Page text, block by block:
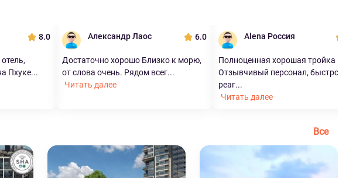
8.0
Пхуке...
Александр Лаос 6.0
Достаточно хорошо Близко к морю,
от слова очень. Рядом всег...
Читать далее
Alena Россия
Полноценная хорошая тройка
Отзывчивый персонал, быстро
реаг...
Читать далее
Все